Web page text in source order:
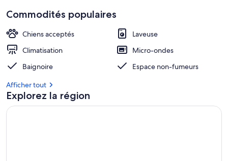
Commodités populaires
Chiens acceptés
Laveuse
Climatisation
Micro-ondes
Baignoire
Espace non-fumeurs
Afficher tout
Explorez la région